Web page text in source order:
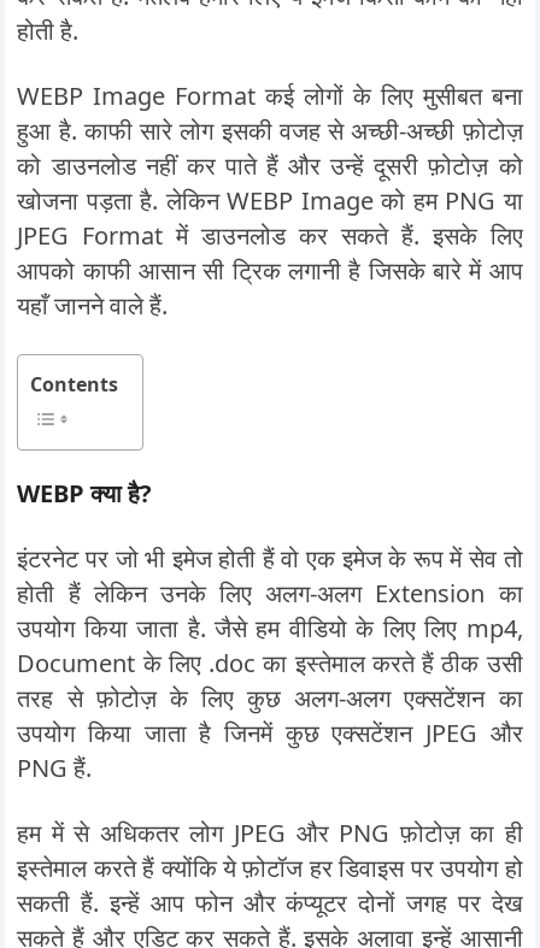
होती है.
WEBP Image Format कई लोगों के लिए मुसीबत बना
हुआ है. काफी सारे लोग इसकी वजह से अच्छी-अच्छी फ़ोटोज़
को डाउनलोड नहीं कर पाते हैं और उन्हें दूसरी फ़ोटोज़ को
खोजना पड़ता है. लेकिन WEBP Image को हम PNG या
JPEG Format में डाउनलोड कर सकते हैं. इसके लिए
आपको काफी आसान सी ट्रिक लगानी है जिसके बारे में आप
यहाँ जानने वाले हैं.
Contents
WEBPक्या है?
इंटरनेट पर जो भी इमेज होती हैं वो एक इमेज के रूप में सेव तो
होती हैं लेकिन उनके लिए अलग-अलग Extension का
उपयोग किया जाता है. जैसे हम वीडियो के लिए लिए mp4,
Document के लिए .doc का इस्तेमाल करते हैं ठीक उसी
तरह से फ़ोटोज़ के लिए कुछ अलग-अलग एक्सटेंशन का
उपयोग किया जाता है जिनमें कुछ एक्सटेंशन JPEG और
PNG हैं.
हम में से अधिकतर लोग JPEG और PNG फ़ोटोज़ का ही
इस्तेमाल करते हैं क्योंकि ये फ़ोटॉज हर डिवाइस पर उपयोग हो
सकती हैं. इन्हें आप फोन और कंप्यूटर दोनों जगह पर देख
सकते हैं और एडिट कर सकते हैं. इसके अलावा इन्हें आसानी